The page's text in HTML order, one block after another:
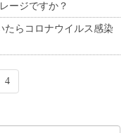
ージですか？
たらコロナウイルス感染
4